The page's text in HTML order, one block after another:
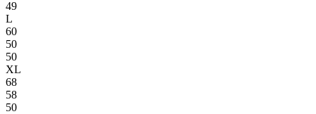
49
L
60
50
50
XL
68
58
50